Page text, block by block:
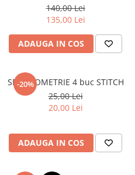
140,00 Lei
135,00 Lei
ADAUGA IN COS
-20%
SET GEOMETRIE 4 buc STITCH
25,00 Lei
20,00 Lei
ADAUGA IN COS